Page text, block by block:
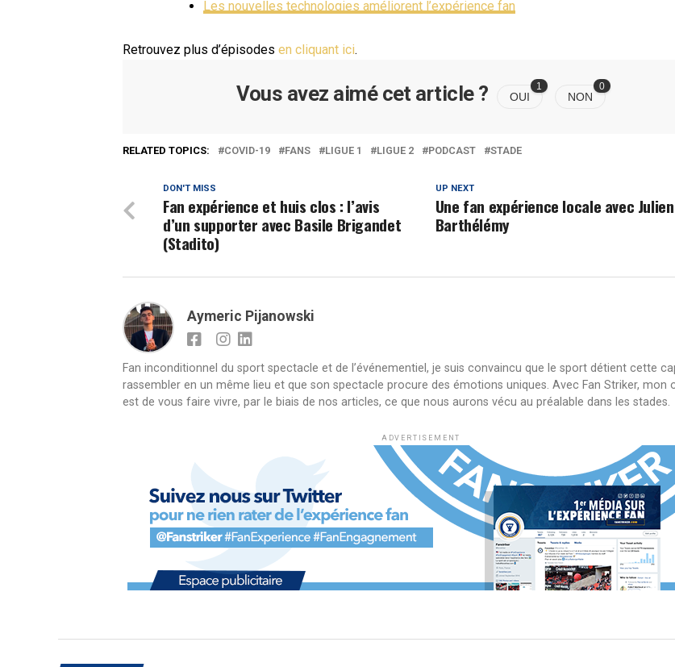
Les nouvelles technologies améliorent l’expérience fan
Retrouvez plus d’épisodes en cliquant ici.
Vous avez aimé cet article ? OUI
1
NON
0
RELATED TOPICS: COVID-19 FANS LIGUE 1 LIGUE 2 PODCAST STADE
UP NEXT
Une fan expérience locale avec Julien
Barthélémy
DON'T MISS
Fan expérience et huis clos : l’avis
d’un supporter avec Basile Brigandet
(Stadito)
Aymeric Pijanowski
Fan inconditionnel du sport spectacle et de l’événementiel, je suis convaincu que le sport détient cette
rassembler en un même lieu et que son spectacle procure des émotions uniques. Avec Fan Striker, mon
est de vous faire vivre, par le biais de nos articles, ce que nous aurons vécu au préalable dans les stades.
ADVERTISEMENT